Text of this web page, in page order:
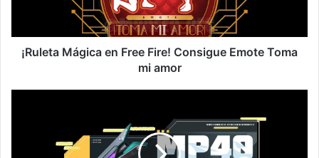
mi
amor
¡Ruleta Mágica en Free Fire! Consigue Emote Toma
mi amor